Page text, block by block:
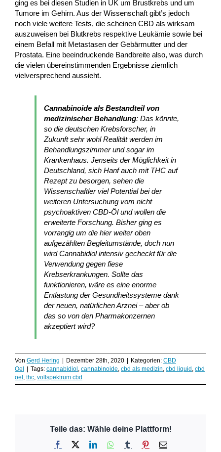
ging es bei diesen Studien in UK um Brustkrebs und um
Tumore im Gehirn. Aus der Wissenschaft gibt’s jedoch
noch viele weitere Tests, die scheinen CBD als wirksam
auszuweisen bei Blutkrebs respektive Leukämie sowie bei
einem Befall mit Metastasen der Gebärmutter und der
Prostata. Eine beeindruckende Bandbreite also, was durch
die vielen übereinstimmenden Ergebnisse ziemlich
vielversprechend aussieht.
Cannabinoide als Bestandteil von
medizinischer Behandlung: Das könnte,
so die deutschen Krebsforscher, in
Zukunft sehr wohl Realität werden im
Behandlungszimmer und sogar im
Krankenhaus. Jenseits der Möglichkeit in
Deutschland, sich Hanf auch mit THC auf
Rezept zu besorgen, sehen die
Wissenschaftler viel Potential bei der
weiteren Untersuchung vom nicht
psychoaktiven CBD-Öl und wollen die
erweiterte Forschung. Bisher ging es
vorrangig um die hier weiter oben
aufgezählten Begleitumstände, doch nun
wird Cannabidiol intensiv gecheckt für die
Verwendung gegen fiese
Krebserkrankungen. Sollte das
funktionieren, wäre es eine enorme
Entlastung der Gesundheitssysteme dank
der neuen, natürlichen Arznei – aber ob
das so von den Pharmakonzernen
akzeptiert wird?
Von Gerd Hering | Dezember 28th, 2020 | Kategorien: CBD
Oel | Tags: cannabidiol, cannabinoide, cbd als medizin, cbd liquid, cbd
oel, thc, vollspektrum cbd
Teile das: Wähle deine Plattform!
Facebook LinkedInWhatsApp
Tumblr Pinterest
E-